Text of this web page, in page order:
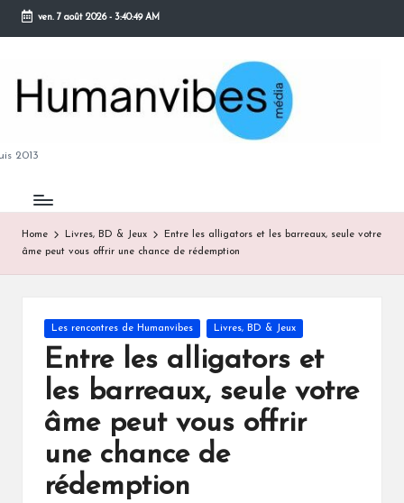
Skip
content
ven. 7 août 2026- 3:40:50 AM
2013
Home Livres, BD & Jeux
Entre les alligators et les barreaux, seule votre
âme peut vous offrir une chance de rédemption
Posted
in
Les rencontres de Humanvibes Livres, BD & Jeux
Entre les alligators et
les barreaux, seule votre
âme peut vous offrir
une chance de
rédemption